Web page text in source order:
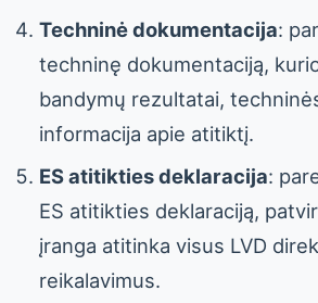
Techninė dokumentacija:
techninę dokumentaciją,
bandymų rezultatai,
informacija apie atitiktį.
ES atitikties deklaracija:
ES atitikties deklaraciją,
įranga atitinka visus LVD
reikalavimus.